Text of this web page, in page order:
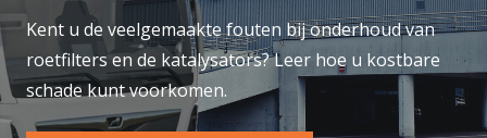
Kent u de veelgemaakte fouten bij onderhoud van
roetfilters en de katalysators? Leer hoe u kostbare
schade kunt voorkomen.